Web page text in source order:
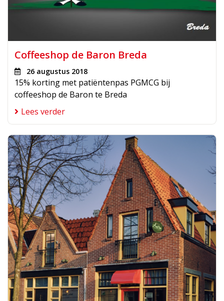
Coffeeshop de Baron Breda
26 augustus 2018
15% korting met patiëntenpas PGMCG bij
coffeeshop de Baron te Breda
Lees verder